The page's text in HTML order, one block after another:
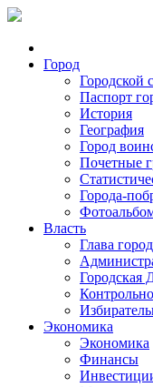
Город
Городской
Паспорт
История
География
Город
Почетные
Города-
Власть
Глава
Городская
Экономика
Экономика
Финансы